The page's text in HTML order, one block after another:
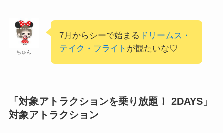
ちゅん
7月からシーで始まる ドリームス・
テイク・フライト が観たいな♡
「対象アトラクションを乗り放題！ 2DAYS」
対象アトラクション